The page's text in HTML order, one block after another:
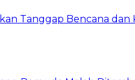
Tanggap Bencana dan